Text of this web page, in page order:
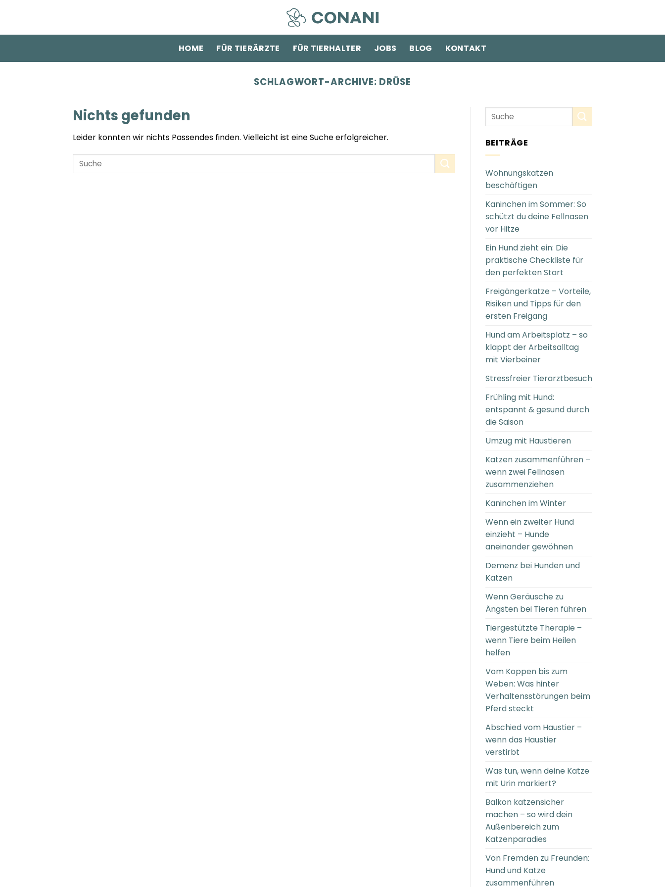
HOME
FÜR TIERÄRZTE FÜR TIERHALTER JOBS BLOG KONTAKT
SCHLAGWORT-ARCHIVE: DRÜSE
Nichts gefunden
Leider konnten wir nichts Passendes finden. Vielleicht ist eine Suche erfolgreicher. BEITRÄGE
Wohnungskatzen
beschäftigen
Kaninchen im Sommer: So
schützt du deine Fellnasen
vor Hitze
Ein Hund zieht ein: Die
praktische Checkliste für
den perfekten Start
Freigängerkatze – Vorteile,
Risiken und Tipps für den
ersten Freigang
Hund am Arbeitsplatz – so
klappt der Arbeitsalltag
mit Vierbeiner
Stressfreier Tierarztbesuch
Frühling mit Hund:
entspannt & gesund durch
die Saison
Umzug mit Haustieren
Katzen zusammenführen –
wenn zwei Fellnasen
zusammenziehen
Kaninchen im Winter
Wenn ein zweiter Hund
einzieht – Hunde
aneinander gewöhnen
Demenz bei Hunden und
Katzen
Wenn Geräusche zu
Ängsten bei Tieren führen
Tiergestützte Therapie –
wenn Tiere beim Heilen
helfen
Vom Koppen bis zum
Weben: Was hinter
Verhaltensstörungen beim
Pferd steckt
Abschied vom Haustier –
wenn das Haustier
verstirbt
Was tun, wenn deine Katze
mit Urin markiert?
Balkon katzensicher
machen – so wird dein
Außenbereich zum
Katzenparadies
Von Fremden zu Freunden:
Hund und Katze
zusammenführen